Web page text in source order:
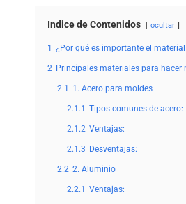
Indice de Contenidos ocultar
1 ¿Por qué es importante el
2 Principales materiales para hacer
2.1 1. Acero para moldes
2.1.1 Tipos comunes de acero:
2.1.2 Ventajas:
2.1.3 Desventajas:
2.2 2. Aluminio
2.2.1 Ventajas: